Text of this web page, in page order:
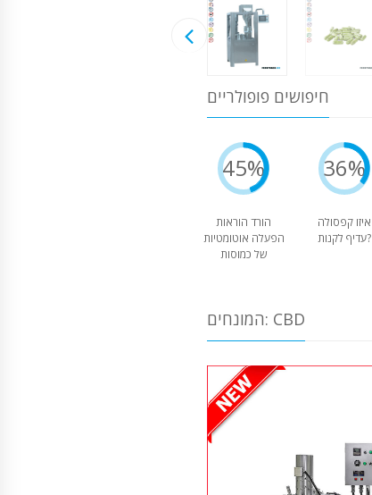
חיפושים פופולריים
45%
הורד הוראות
הפעלה אוטומטיות
של כמוסות
36%
איזו קפסולה
עדיף לקנות?
המונחים: CBD